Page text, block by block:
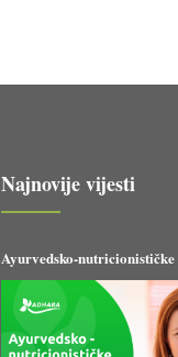
Najnovije vijesti
Ayurvedsko-